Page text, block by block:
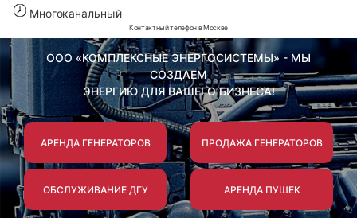
Многоканальный
Контактный телефон в Москве
ООО «КОМПЛЕКСНЫЕ ЭНЕРГОСИСТЕМЫ» - МЫ
СОЗДАЕМ
ЭНЕРГИЮ ДЛЯ ВАШЕГО БИЗНЕСА!
АРЕНДА ГЕНЕРАТОРОВ ПРОДАЖА ГЕНЕРАТОРОВ
ОБСЛУЖИВАНИЕ ДГУ АРЕНДА ПУШЕК